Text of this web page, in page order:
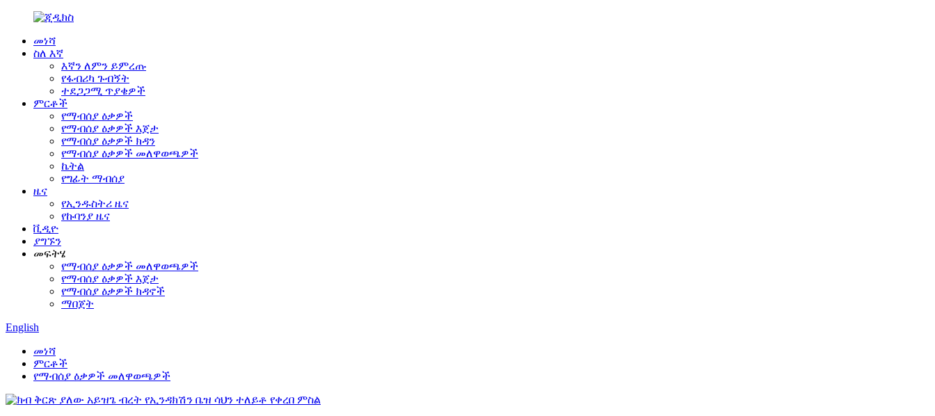
መነሻ
ስለ እኛ
እኛን ለምን ይምረጡ
የፋብሪካ ጉብኝት
ተደጋጋሚ ጥያቄዎች
ምርቶች
የማብሰያ ዕቃዎች
የማብሰያ ዕቃዎች እጀታ
የማብሰያ ዕቃዎች ክዳን
የማብሰያ ዕቃዎች መለዋወጫዎች
ኬትል
የግፊት ማብሰያ
ዜና
የኢንዱስትሪ ዜና
የኩባንያ ዜና
ቪዲዮ
ያግኙን
መፍትሄ
የማብሰያ ዕቃዎች መለዋወጫዎች
የማብሰያ ዕቃዎች እጀታ
የማብሰያ ዕቃዎች ክዳኖች
ማበጀት
English
መነሻ
ምርቶች
የማብሰያ ዕቃዎች መለዋወጫዎች